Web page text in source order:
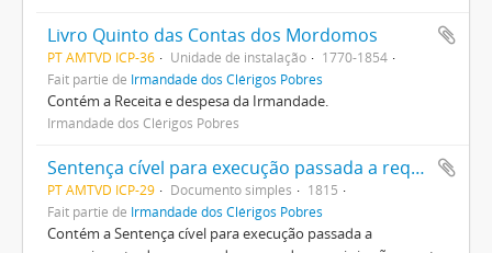
Livro Quinto das Contas dos Mordomos
PT AMTVD ICP-36 Unidade de instalação
1770-1854
Fait partie de Irmandade dos Clérigos Pobres
Contém a Receita e despesa da Irmandade.
Irmandade dos Clérigos Pobres
Sentença cível para execução passada a requerimento dos reverendos provedor e mais irmãos contra Ana Cândida, viúva de José Ferreira Teles e seus filhos, do Maxial
PT AMTVD ICP-29 Documento simples
1815
Fait partie de Irmandade dos Clérigos Pobres
Contém a Sentença cível para execução passada a